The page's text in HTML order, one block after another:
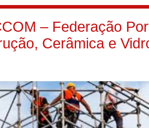
– Federação
Cerâmica e